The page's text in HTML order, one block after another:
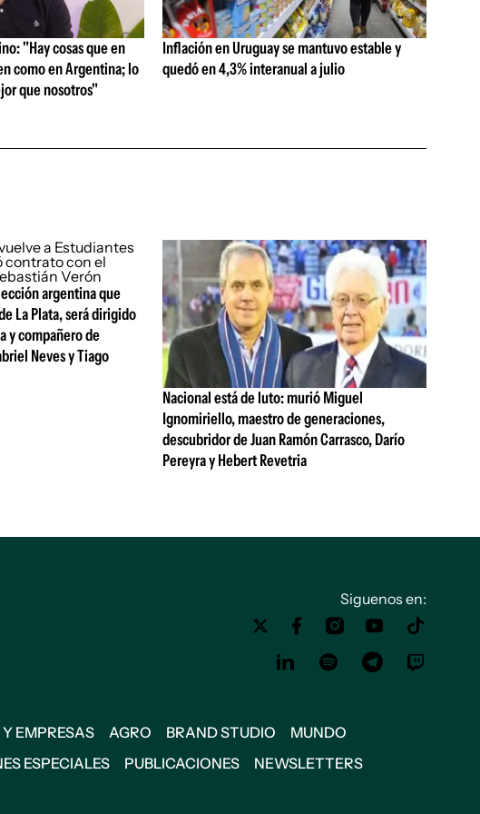
"Hay cosas que en
como en Argentina; lo
que nosotros"
Inflación en Uruguay se mantuvo estable y
quedó en 4,3% interanual a julio
argentina que
La Plata, será dirigido
y compañero de
Neves y Tiago
Nacional está de luto: murió Miguel
Ignomiriello, maestro de generaciones,
descubridor de Juan Ramón Carrasco, Darío
Pereyra y Hebert Revetria
Siguenos en:
EMPRESAS AGRO BRAND STUDIO
MUNDO
ESPECIALES PUBLICACIONES
NEWSLETTERS